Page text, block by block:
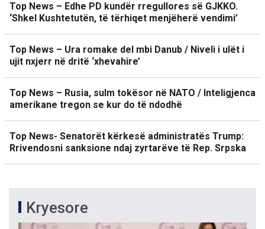
Top News – Edhe PD kundër rregullores së GJKKO.
‘Shkel Kushtetutën, të tërhiqet menjëherë vendimi’
Top News – Ura romake del mbi Danub / Niveli i ulët i
ujit nxjerr në dritë ‘xhevahire’
Top News – Rusia, sulm tokësor në NATO / Inteligjenca
amerikane tregon se kur do të ndodhë
Top News- Senatorët kërkesë administratës Trump:
Rrivendosni sanksione ndaj zyrtarëve të Rep. Srpska
Kryesore